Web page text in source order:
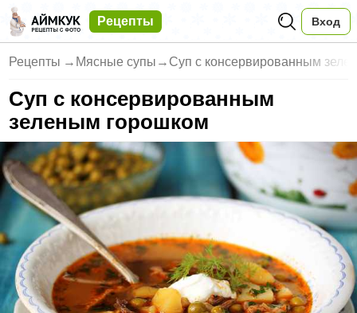
Рецепты Вход
Рецепты → Мясные супы → Суп с консервированным
Суп с консервированным
зеленым горошком